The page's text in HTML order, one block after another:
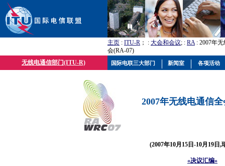
主页 : ITU-R ； : 大会和会议; : RA: 2007年
会(RA-07)
无线电通信部门(ITU-R)
2007年无线电通信
(2007年10月15日-10月19日,
«决议汇编»
国际电联三大部门 新闻室 各项活动